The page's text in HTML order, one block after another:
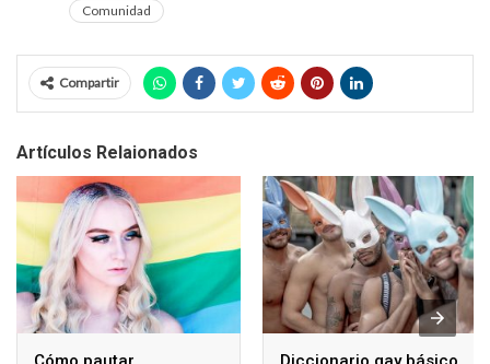
Comunidad
Compartir
Artículos Relaionados